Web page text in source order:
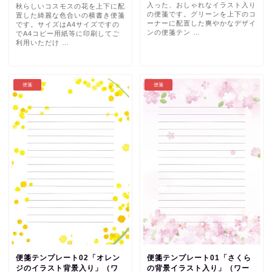
秋らしいコスモスの花を上下に配
置した綺麗な色合いの横書き便箋
です。サイズはA4サイズですの
でA4コピー用紙等に印刷してご
利用いただけ …
入った、おしゃれなイラスト入り
の便箋です。グリーンを上下のコ
ーナーに配置した爽やかなデザイ
ンの便箋テン …
便箋
便箋テンプレート02「オレン
ジのイラスト背景入り」（ワ
便箋
便箋テンプレート01「さくら
の背景イラスト入り」（ワー